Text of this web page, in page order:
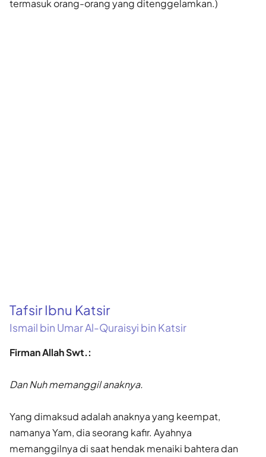
termasuk orang-orang yang ditenggelamkan.)
Tafsir Ibnu Katsir
Ismail bin Umar Al-Quraisyi bin Katsir
Firman Allah Swt.:
Dan Nuh memanggil anaknya.
Yang dimaksud adalah anaknya yang keempat,
namanya Yam, dia se­orang kafir. Ayahnya
memanggilnya di saat hendak menaiki bahtera dan